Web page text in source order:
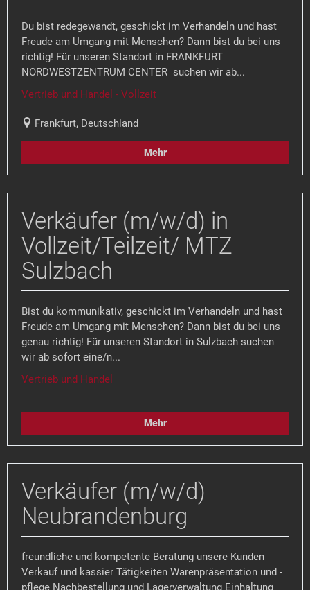
Du bist redegewandt, geschickt im Verhandeln und hast
Freude am Umgang mit Menschen? Dann bist du bei uns
richtig! Für unseren Standort in FRANKFURT
NORDWESTZENTRUM CENTER suchen wir ab...
Vertrieb und Handel - Vollzeit
Frankfurt, Deutschland
Mehr
Verkäufer (m/w/d) in
Vollzeit/Teilzeit/ MTZ
Sulzbach
Bist du kommunikativ, geschickt im Verhandeln und hast
Freude am Umgang mit Menschen? Dann bist du bei uns
genau richtig! Für unseren Standort in Sulzbach suchen
wir ab sofort eine/n...
Vertrieb und Handel
Mehr
Verkäufer (m/w/d)
Neubrandenburg
freundliche und kompetente Beratung unsere Kunden
Verkauf und kassier Tätigkeiten Warenpräsentation und -
pflege Nachbestellung und Lagerverwaltung Einhaltung